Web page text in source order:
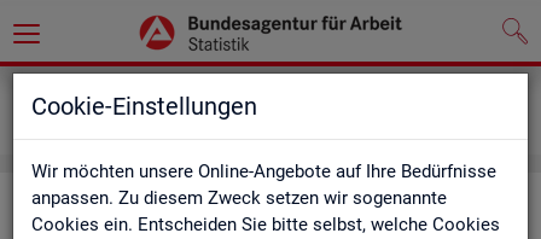
Cookie-Einstellungen
Wir möchten unsere Online-Angebote auf Ihre Bedürfnisse
anpassen. Zu diesem Zweck setzen wir sogenannte
Cookies ein. Entscheiden Sie bitte selbst, welche Cookies
Kenn­zah­len­steck­brie­fe